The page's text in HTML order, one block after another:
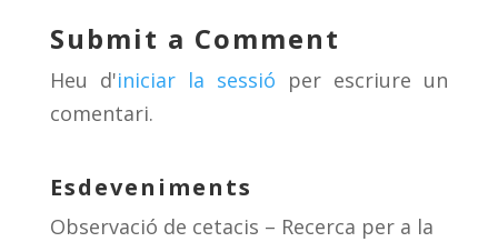
y d
s
a
m
ar
te
ix
Submit a Comment
Heu d'iniciar la sessió per escriure un
comentari.
Esdeveniments
Observació de cetacis – Recerca per a la